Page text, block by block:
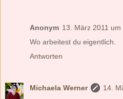
Anonym 13. März 2011
Wo arbeitest du eigentlich.
Antworten
Michaela Werner
14.